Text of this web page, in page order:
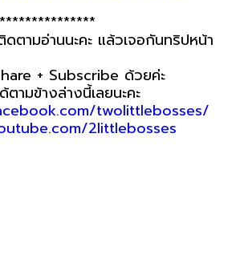
ามอ่านนะคะ แล้วเจอกันทริปหน้า
+ Subscribe ด้วยค่ะ
ามข้างล่างนี้เลยนะคะ
twolittlebosses/
2littlebosses